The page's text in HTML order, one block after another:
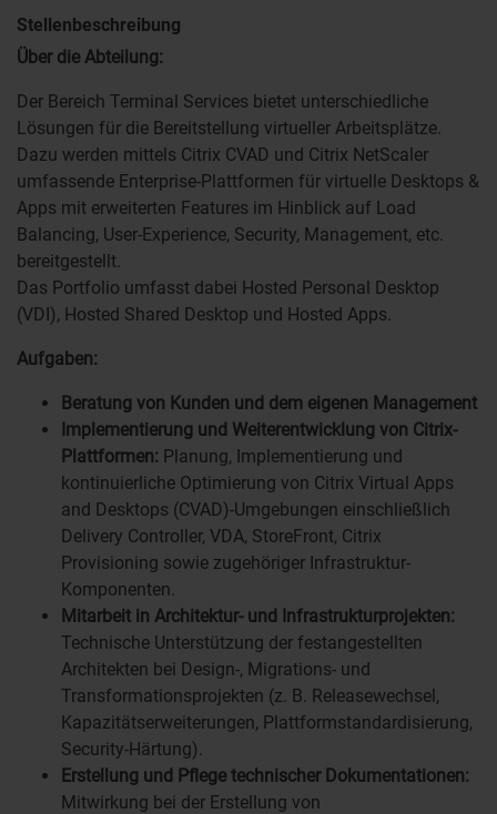
Stellenbeschreibung
Über die Abteilung:
Der Bereich Terminal Services bietet unterschiedliche
Lösungen für die Bereitstellung virtueller Arbeitsplätze.
Dazu werden mittels Citrix CVAD und Citrix NetScaler
umfassende Enterprise-Plattformen für virtuelle Desktops &
Apps mit erweiterten Features im Hinblick auf Load
Balancing, User-Experience, Security, Management, etc.
bereitgestellt.
Das Portfolio umfasst dabei Hosted Personal Desktop
(VDI), Hosted Shared Desktop und Hosted Apps.
Aufgaben:
Beratung von Kunden und dem eigenen Management
Implementierung und Weiterentwicklung von Citrix-
Plattformen: Planung, Implementierung und
kontinuierliche Optimierung von Citrix Virtual Apps
and Desktops (CVAD)-Umgebungen einschließlich
Delivery Controller, VDA, StoreFront, Citrix
Provisioning sowie zugehöriger Infrastruktur-
Komponenten.
Mitarbeit in Architektur- und Infrastrukturprojekten:
Technische Unterstützung der festangestellten
Architekten bei Design-, Migrations- und
Transformationsprojekten (z. B. Releasewechsel,
Kapazitätserweiterungen, Plattformstandardisierung,
Security-Härtung).
Erstellung und Pflege technischer Dokumentationen:
Mitwirkung bei der Erstellung von